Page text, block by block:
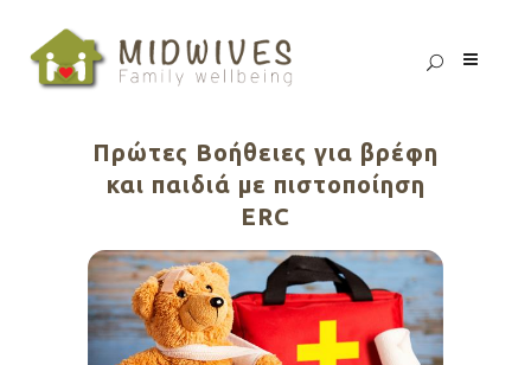
Πρώτες Βοήθειες για βρέφη
και παιδιά με πιστοποίηση
ERC